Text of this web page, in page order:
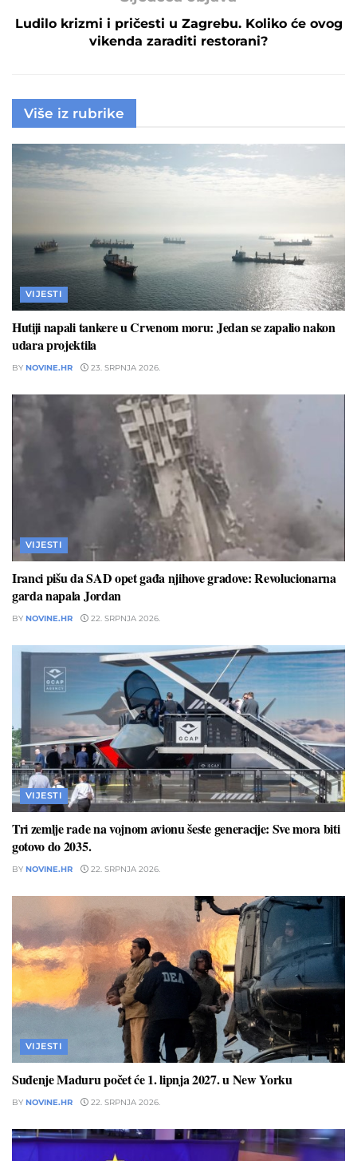
Ludilo krizmi i pričesti u Zagrebu. Koliko će ovog
vikenda zaraditi restorani?
Više iz rubrike
VIJESTI
Hutiji napali tankere u Crvenom moru: Jedan se zapalio nakon
udara projektila
BY NOVINE.HR 23. SRPNJA 2026.
VIJESTI
Iranci pišu da SAD opet gađa njihove gradove: Revolucionarna
garda napala Jordan
BY NOVINE.HR 22. SRPNJA 2026.
VIJESTI
Tri zemlje rade na vojnom avionu šeste generacije: Sve mora biti
gotovo do 2035.
BY NOVINE.HR 22. SRPNJA 2026.
VIJESTI
Suđenje Maduru počet će 1. lipnja 2027. u New Yorku
BY NOVINE.HR 22. SRPNJA 2026.